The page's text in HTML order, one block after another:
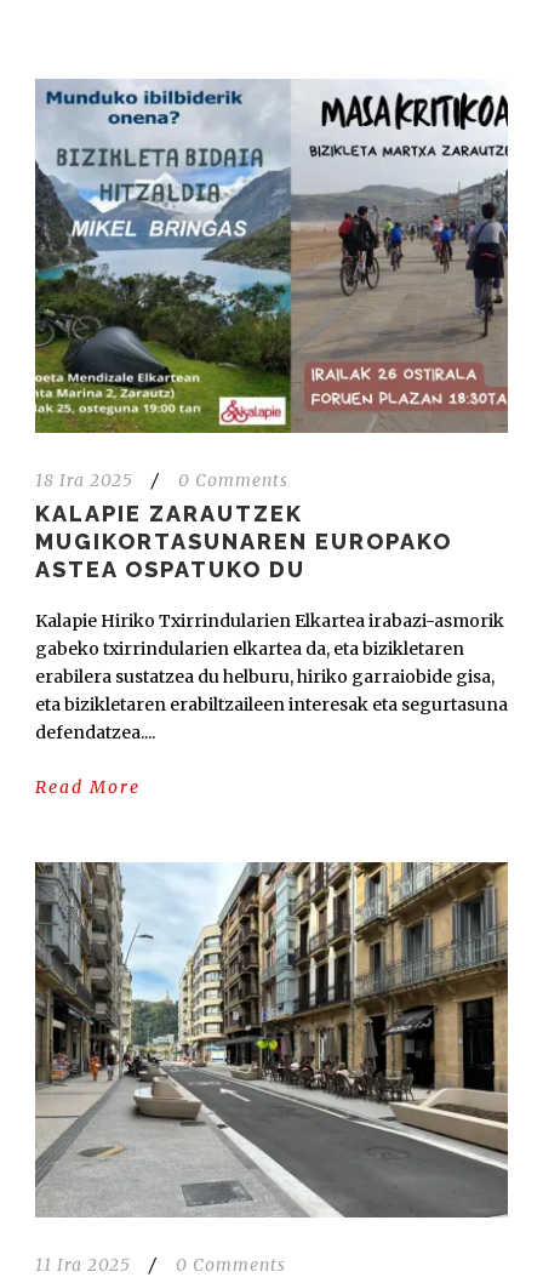
18 Ira 2025 / 0 Comments
KALAPIE ZARAUTZEK
MUGIKORTASUNAREN EUROPAKO
ASTEA OSPATUKO DU
Kalapie Hiriko Txirrindularien Elkartea irabazi-asmorik
gabeko txirrindularien elkartea da, eta bizikletaren
erabilera sustatzea du helburu, hiriko garraiobide gisa,
eta bizikletaren erabiltzaileen interesak eta segurtasuna
defendatzea....
Read More
11 Ira 2025 / 0 Comments